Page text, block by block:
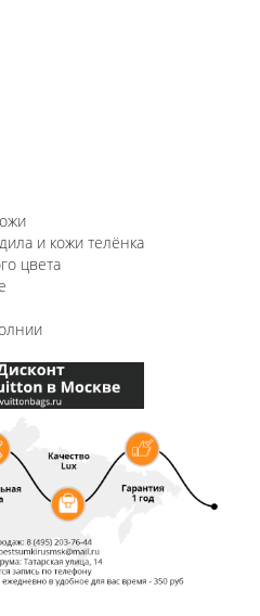
и кожи телёнка
цвета